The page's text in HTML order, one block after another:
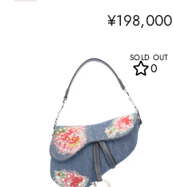
¥198,000
SOLD OUT
0